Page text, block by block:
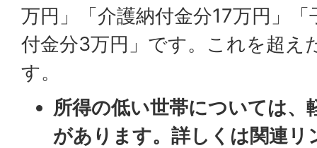
万円」「介護納付金分17万円」
付金分3万円」です。これを超え
す。
所得の低い世帯については、
があります。詳しくは関連